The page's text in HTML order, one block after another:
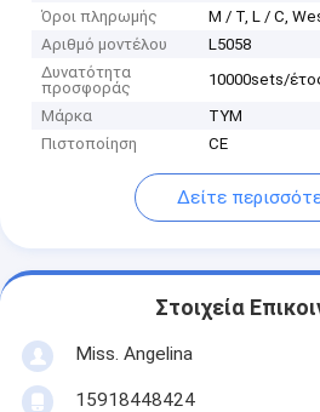
Όροι πληρωμής
Μ / Τ, L / C,
Αριθμό μοντέλου
L5058
Δυνατότητα
προσφοράς
10000sets/
Μάρκα
TYM
Πιστοποίηση
CE
Δείτε
Στοιχεία
Miss. Angelina
15918448424